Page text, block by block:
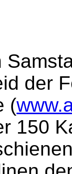
der
(
150